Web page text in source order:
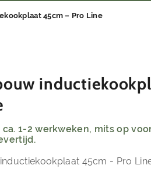
45cm – Pro Line
1-2 werkweken, mits op
45cm - Pro